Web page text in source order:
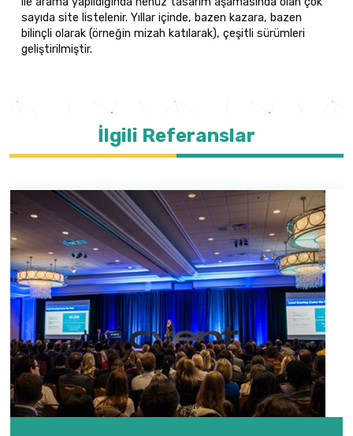
sayıda site listelenir. Yıllar içinde, bazen kazara, bazen
bilinçli olarak (örneğin mizah katılarak), çeşitli sürümleri
geliştirilmiştir.
İlgili Referanslar